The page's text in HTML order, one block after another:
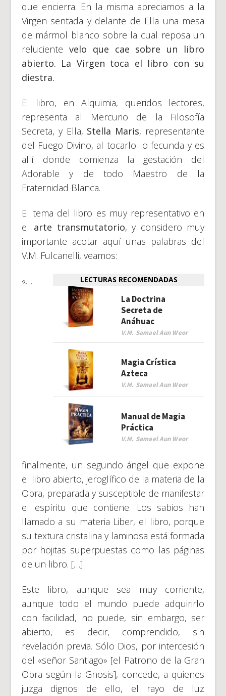
que encierra. En la misma apreciamos a la
Virgen sentada y delante de Ella una mesa
de mármol blanco sobre la cual reposa un
reluciente velo que cae sobre un libro
abierto. La Virgen toca el libro con su
diestra.
El libro, en Alquimia, queridos lectores,
representa al Mercurio de la Filosofía
Secreta, y Ella, Stella Maris, representante
del Fuego Divino, al tocarlo lo fecunda y es
allí donde comienza la gestación del
Adorable y de todo Maestro de la
Fraternidad Blanca.
El tema del libro es muy representativo en
el arte transmutatorio, y considero muy
importante acotar aquí unas palabras del
V.M. Fulcanelli, veamos:
LECTURAS RECOMENDADAS
La Doctrina
Secreta de
Anáhuac
V.M. Samael Aun Weor
Magia Crística
Azteca
V.M. Samael Aun Weor
Manual de Magia
Práctica
V.M. Samael Aun Weor
«…
finalmente, un segundo ángel que expone
el libro abierto, jeroglífico de la materia de la
Obra, preparada y susceptible de manifestar
el espíritu que contiene. Los sabios han
llamado a su materia Liber, el libro, porque
su textura cristalina y laminosa está formada
por hojitas superpuestas como las páginas
de un libro. […]
Este libro, aunque sea muy corriente,
aunque todo el mundo puede adquirirlo
con facilidad, no puede, sin embargo, ser
abierto, es decir, comprendido, sin
revelación previa. Sólo Dios, por intercesión
del «señor Santiago» [el Patrono de la Gran
Obra según la Gnosis], concede, a quienes
juzga dignos de ello, el rayo de luz